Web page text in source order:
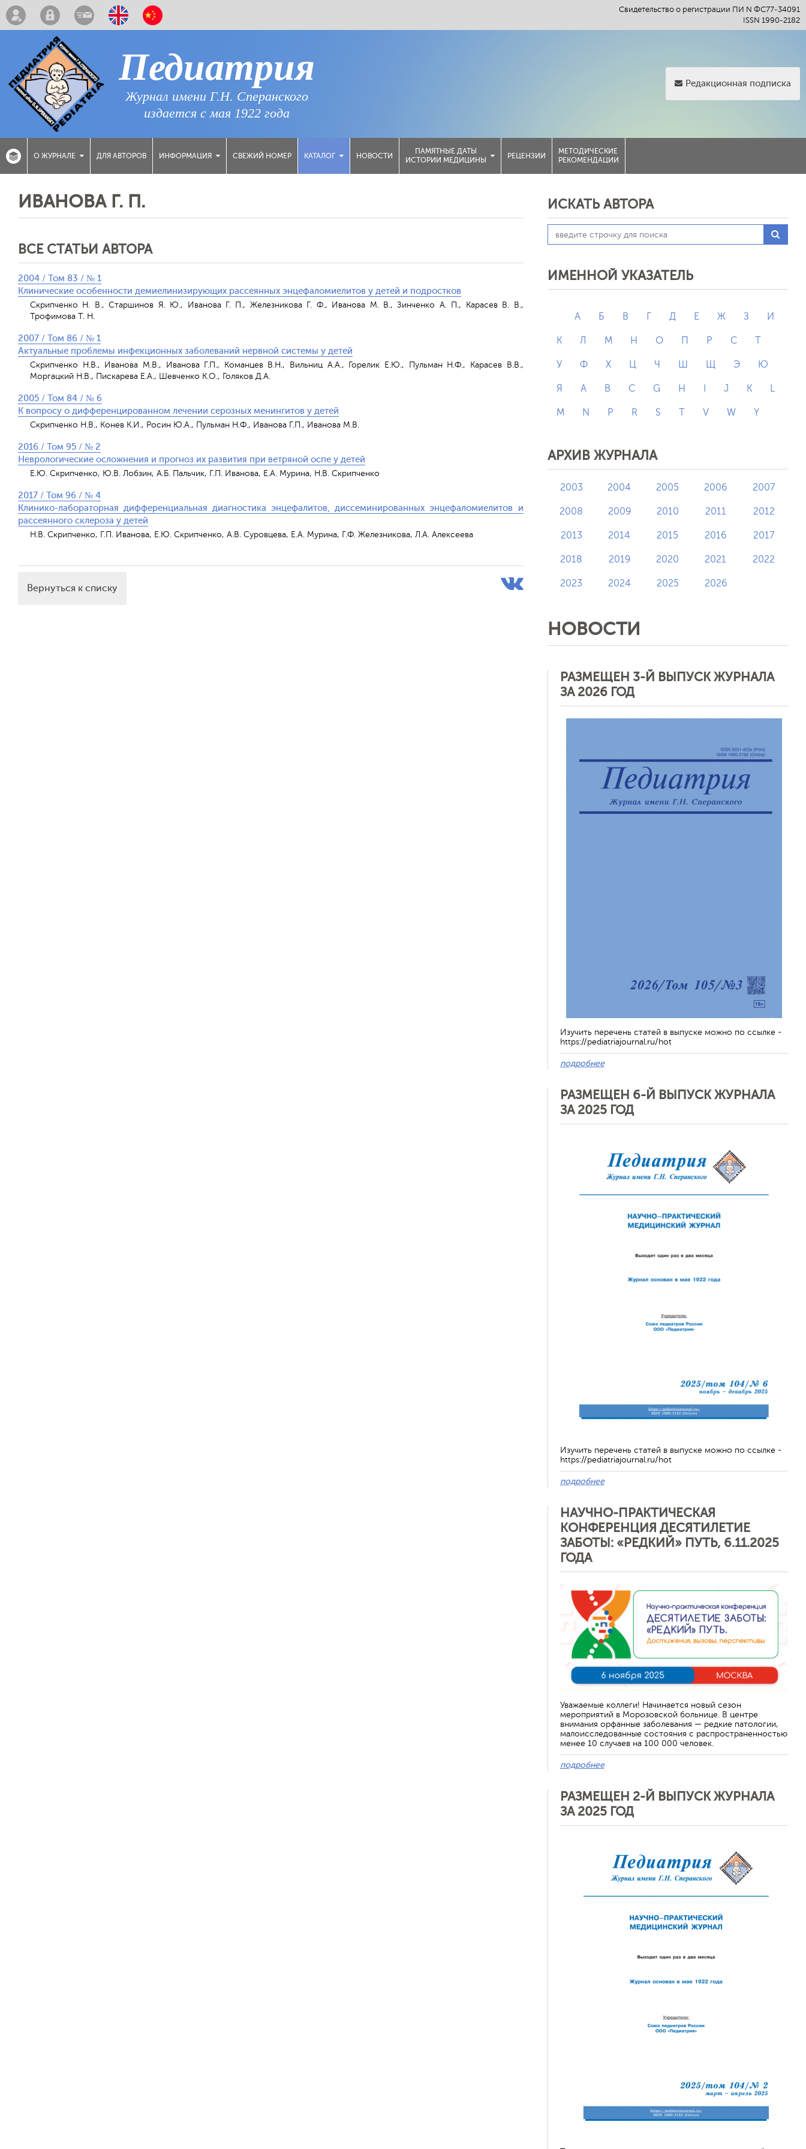
Свидетельство о регистрации ПИ N ФС77-34091
ISSN 1990-2182
Педиатрия
Журнал имени Г.Н. Сперанского
издается с мая 1922 года
Редакционная подписка
О ЖУРНАЛЕ ДЛЯ АВТОРОВ ИНФОРМАЦИЯ СВЕЖИЙ НОМЕР КАТАЛОГ НОВОСТИ
ПАМЯТНЫЕ ДАТЫ
ИСТОРИИ МЕДИЦИНЫ
РЕЦЕНЗИИ
МЕТОДИЧЕСКИЕ
РЕКОМЕНДАЦИИ
ИВАНОВА Г. П.
ВСЕ СТАТЬИ АВТОРА
2004 / Том 83 / № 1
Клинические особенности демиелинизирующих рассеянных энцефаломиелитов у детей и подростков
Скрипченко Н. В., Старшинов Я. Ю., Иванова Г. П., Железникова Г. Ф., Иванова М. В., Зинченко А. П., Карасев В. В.,
Трофимова Т. Н.
2007 / Том 86 / № 1
Актуальные проблемы инфекционных заболеваний нервной системы у детей
Скрипченко Н.В., Иванова М.В., Иванова Г.П., Команцев В.Н., Вильниц А.А., Горелик Е.Ю., Пульман Н.Ф., Карасев В.В.,
Моргацкий Н.В., Пискарева Е.А., Шевченко К.О., Голяков Д.А.
2005 / Том 84 / № 6
К вопросу о дифференцированном лечении серозных менингитов у детей
Скрипченко Н.В., Конев К.И., Росин Ю.А., Пульман Н.Ф., Иванова Г.П., Иванова М.В.
2016 / Том 95 / № 2
Неврологические осложнения и прогноз их развития при ветряной оспе у детей
Е.Ю. Скрипченко, Ю.В. Лобзин, А.Б. Пальчик, Г.П. Иванова, Е.А. Мурина, Н.В. Скрипченко
2017 / Том 96 / № 4
Клинико-лабораторная дифференциальная диагностика энцефалитов, диссеминированных энцефаломиелитов и
рассеянного склероза у детей
Н.В. Скрипченко, Г.П. Иванова, Е.Ю. Скрипченко, А.В. Суровцева, Е.А. Мурина, Г.Ф. Железникова, Л.А. Алексеева
Вернуться к списку
ИСКАТЬ АВТОРА
ИМЕННОЙ УКАЗАТЕЛЬ
А Б В Г Д Е Ж З И
К Л М Н О П Р С Т
У Ф Х Ц Ч Ш Щ Э Ю
Я A B C G H J K L
M N P R S T V W Y
АРХИВ ЖУРНАЛА
2003 2004 2005 2006 2007
2008 2009 2010 2011 2012
2013 2014 2015 2016 2017
2018 2019 2020 2021 2022
2023 2024 2025 2026
НОВОСТИ
РАЗМЕЩЕН 3-Й ВЫПУСК ЖУРНАЛА
ЗА 2026 ГОД
Изучить перечень статей в выпуске можно по ссылке -
https://pediatriajournal.ru/hot
подробнее
РАЗМЕЩЕН 6-Й ВЫПУСК ЖУРНАЛА
ЗА 2025 ГОД
Изучить перечень статей в выпуске можно по ссылке -
https://pediatriajournal.ru/hot
подробнее
НАУЧНО-ПРАКТИЧЕСКАЯ
КОНФЕРЕНЦИЯ ДЕСЯТИЛЕТИЕ
ЗАБОТЫ: «РЕДКИЙ» ПУТЬ, 6.11.2025
ГОДА
Уважаемые коллеги! Начинается новый сезон
мероприятий в Морозовской больнице. В центре
внимания орфанные заболевания — редкие патологии,
малоисследованные состояния с распространенностью
менее 10 случаев на 100 000 человек.
подробнее
РАЗМЕЩЕН 2-Й ВЫПУСК ЖУРНАЛА
ЗА 2025 ГОД
Отменить